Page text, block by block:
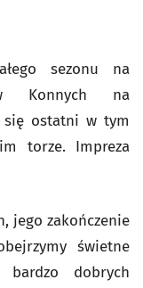
sezonu na
Konnych na
się ostatni w tym
torze. Impreza
jego zakończenie
świetne
bardzo dobrych